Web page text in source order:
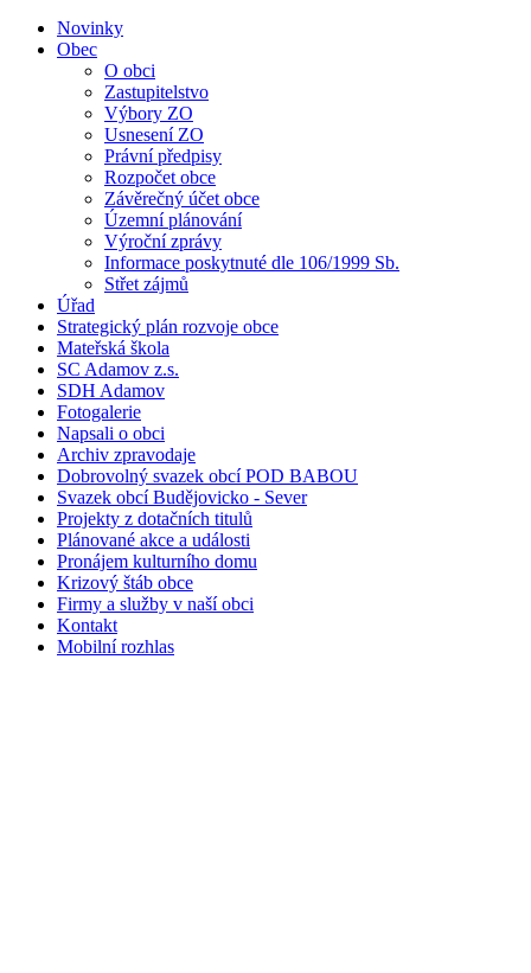
Novinky
Obec
O obci
Zastupitelstvo
Výbory ZO
Usnesení ZO
Právní předpisy
Rozpočet obce
Závěrečný účet obce
Územní plánování
Výroční zprávy
Informace poskytnuté dle 106/1999 Sb.
Střet zájmů
Úřad
Strategický plán rozvoje obce
Mateřská škola
SC Adamov z.s.
SDH Adamov
Fotogalerie
Napsali o obci
Archiv zpravodaje
Dobrovolný svazek obcí POD BABOU
Svazek obcí Budějovicko - Sever
Projekty z dotačních titulů
Plánované akce a události
Pronájem kulturního domu
Krizový štáb obce
Firmy a služby v naší obci
Kontakt
Mobilní rozhlas